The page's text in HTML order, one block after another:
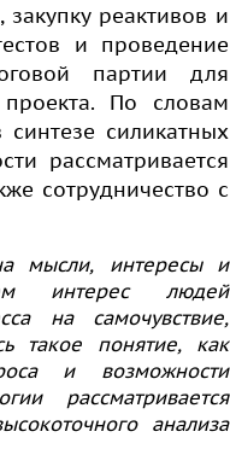
реактивов и
и проведение
партии для
По словам
силикатных
рассматривается
сотрудничество с
мысли, интересы и
интерес людей
на самочувствие,
такое понятие, как
и возможности
рассматривается
анализа